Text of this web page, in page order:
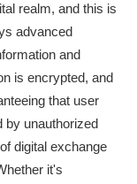
realm, and this is
advanced
and
is encrypted, and
that user
by unauthorized
digital exchange
it's